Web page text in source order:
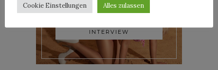
INTERVIEW
Cookie Einstellungen Alles zulassen